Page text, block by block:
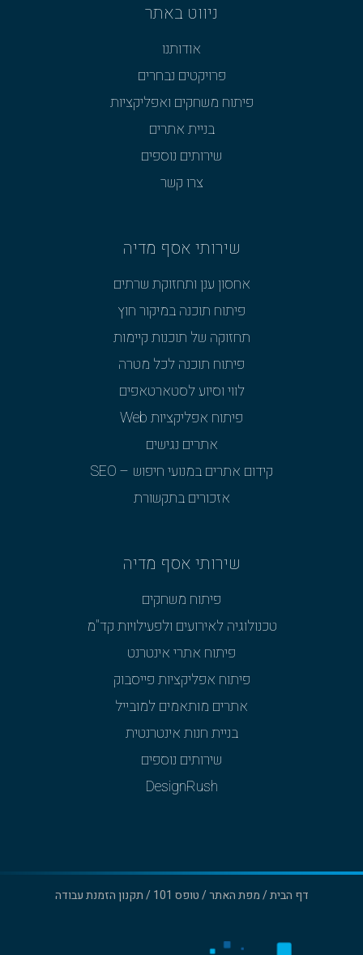
ניווט באתר
אודותנו
פרויקטים נבחרים
פיתוח משחקים ואפליקציות
בניית אתרים
שירותים נוספים
צרו קשר
שירותי אסף מדיה
אחסון ענן ותחזוקת שרתים
פיתוח תוכנה במיקור חוץ
תחזוקה של תוכנות קיימות
פיתוח תוכנה לכל מטרה
לווי וסיוע לסטארטאפים
פיתוח אפליקציות Web
אתרים נגישים
קידום אתרים במנועי חיפוש – SEO
אזכורים בתקשורת
שירותי אסף מדיה
פיתוח משחקים
טכנולוגיה לאירועים ולפעילויות קד"מ
פיתוח אתרי אינטרנט
פיתוח אפליקציות פייסבוק
אתרים מותאמים למובייל
בניית חנות אינטרנטית
שירותים נוספים
DesignRush
דף הבית/מפת האתר/טופס 101 /תקנון הזמנת עבודה